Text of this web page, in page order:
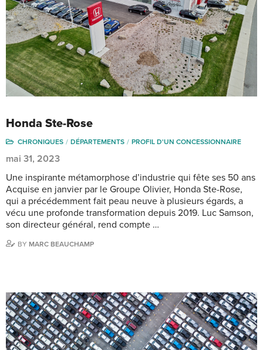
Honda Ste-Rose
CHRONIQUES DÉPARTEMENTS PROFIL D'UN CONCESSIONNAIRE
mai 31, 2023
Une inspirante métamorphose d’industrie qui fête ses 50 ans
Acquise en janvier par le Groupe Olivier, Honda Ste-Rose,
qui a précédemment fait peau neuve à plusieurs égards, a
vécu une profonde transformation depuis 2019. Luc Samson,
son directeur général, rend compte …
BY MARC BEAUCHAMP